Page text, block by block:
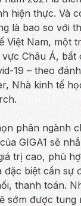
hiện thực. Và
là bao so với
Việt Nam, một
Châu Á, bất
19 – theo
Nhà kinh tế
phân ngành
GIGA1 sẽ
trị cao, phù
đặc biệt cần sự
thanh toán.
sớm được tung